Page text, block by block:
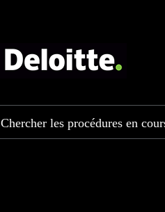
Chercher les procédures en